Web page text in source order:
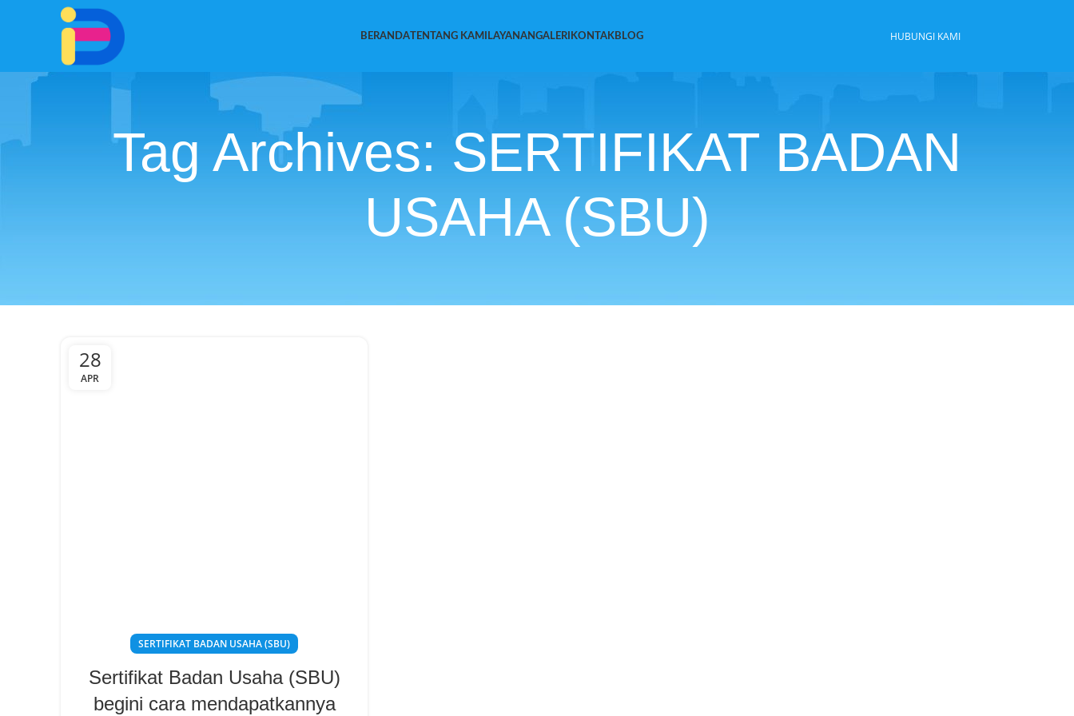
BERANDATENTANG KAMI LAYANANGALERI KONTAK BLOG HUBUNGI KAMI
Tag Archives: SERTIFIKAT BADAN
USAHA (SBU)
28
APR
SERTIFIKAT BADAN USAHA (SBU)
Sertifikat Badan Usaha (SBU)
begini cara mendapatkannya